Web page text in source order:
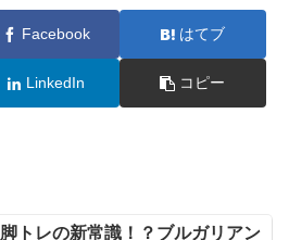
Facebook はてブ
LinkedIn コピー
脚トレの新常識！？ブルガリアン